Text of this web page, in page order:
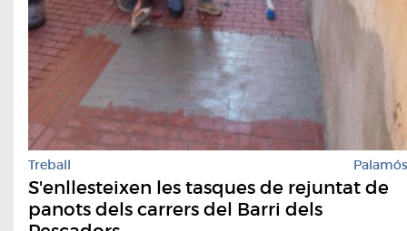
Treball Palamós
S'enllesteixen les tasques de rejuntat de
panots dels carrers del Barri dels